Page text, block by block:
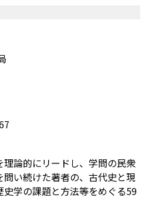
論的にリードし、学問の民衆
い続けた著者の、古代史と現
学の課題と方法等をめぐる59